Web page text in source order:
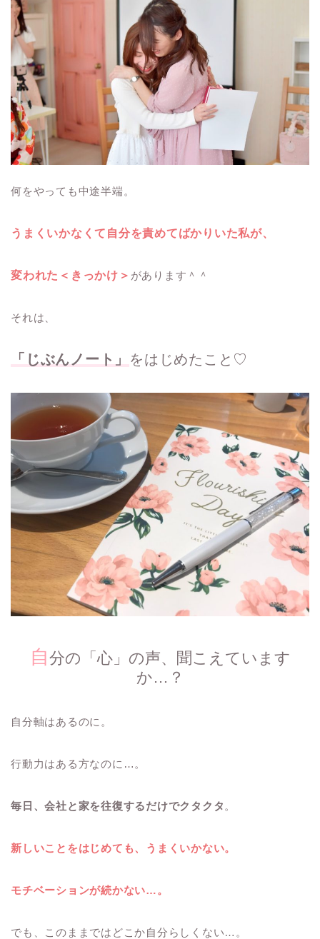
何をやっても中途半端。
うまくいかなくて自分を責めてばかりいた私が、
変われた＜きっかけ＞ があります＾＾
それは、
「じぶんノート」 をはじめたこと♡
自分の「心」の声、聞こえています
か…？
自分軸はあるのに。
行動力はある方なのに…。
毎日、会社と家を往復するだけでクタクタ 。
新しいことをはじめても、うまくいかない。
モチベーションが続かない…。
でも、このままではどこか自分らしくない…。